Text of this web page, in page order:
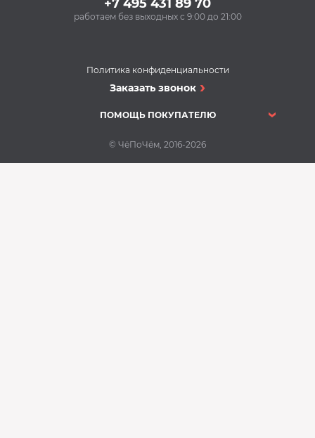
+7 495 431 89 70
работаем без выходных с 9:00 до 21:00
Политика конфиденциальности
Заказать звонок
ПОМОЩЬ ПОКУПАТЕЛЮ
© ЧёПоЧём, 2016-2026